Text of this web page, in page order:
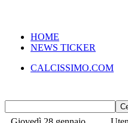
HOME
NEWS TICKER
CALCISSIMO.COM